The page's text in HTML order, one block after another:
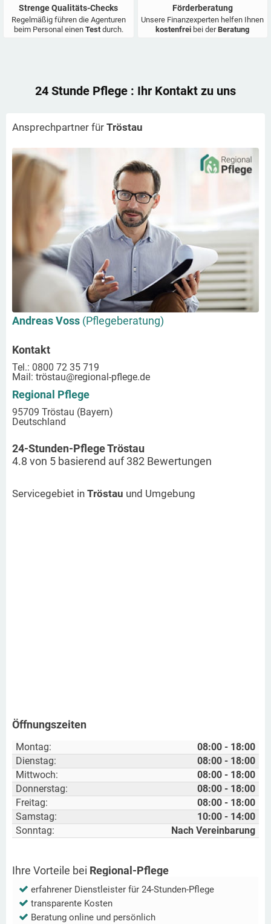
Strenge Qualitäts-Checks
Regelmäßig führen die Agenturen
beim Personal einen Test durch.
Förderberatung
Unsere Finanzexperten helfen Ihnen
kostenfrei bei derBeratung
24 Stunde Pflege : Ihr Kontakt zu uns
Ansprechpartner für Tröstau
Andreas Voss (Pflegeberatung)
Kontakt
Tel.: 0800 72 35 719
Mail: tröstau@regional-pflege.de
Regional Pflege
95709 Tröstau (Bayern)
Deutschland
24-Stunden-Pflege Tröstau
4.8 von 5 basierend auf382 Bewertungen
Servicegebiet in Tröstau und Umgebung
Öffnungszeiten
Montag:
08:00 - 18:00
Dienstag:
08:00 - 18:00
Mittwoch:
08:00 - 18:00
Donnerstag:
08:00 - 18:00
Freitag:
08:00 - 18:00
Samstag:
10:00 - 14:00
Sonntag:
Nach Vereinbarung
Ihre Vorteile bei Regional-Pflege
erfahrener Dienstleister für 24-Stunden-Pflege
transparente Kosten
Beratung online und persönlich